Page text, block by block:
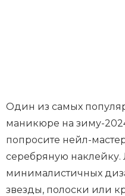
Один из самых
маникюре на зиму-
попросите нейл-
серебряную
минималистичных
звезды, полоски или